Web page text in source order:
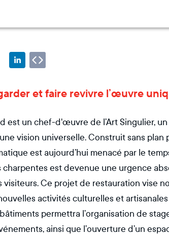
et faire revivre l’œuvre
est un chef-d'œuvre de l’Art Singulier,
vision universelle. Construit sans plan
est aujourd’hui menacé par le
est devenue une urgence
visiteurs. Ce projet de restauration vise
activités culturelles et
permettra l’organisation de
ainsi que l’ouverture d’un